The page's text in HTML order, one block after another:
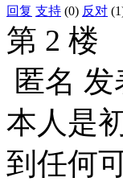
回复 支持 (0) 反对
第 2 楼
匿名 发
本人是
到任何